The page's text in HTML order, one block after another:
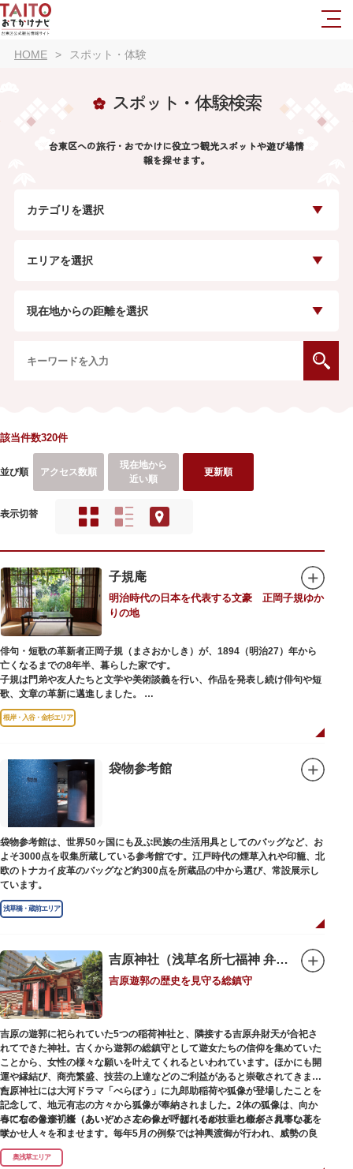
HOME スポット・体験
スポット・体験検索
台東区への旅行・おでかけに役立つ観光スポットや遊び場情
報を探せます。
カテゴリを選択
エリアを選択
現在地からの距離を選択
該当件数320件
並び順 アクセス数順
現在地から
近い順
更新順
表示切替
子規庵
明治時代の日本を代表する文豪 正岡子規ゆか
りの地
俳句・短歌の革新者正岡子規（まさおかしき）が、1894（明治27）年から
亡くなるまでの8年半、暮らした家です。
子規は門弟や友人たちと文学や美術談義を行い、作品を発表し続け俳句や短
歌、文章の革新に邁進しました。
故郷松山より母と妹を呼び寄せ、結核に苦しみながらも34歳で亡くなるまで
精力的に文学作品を創作し続けた場所でもあります。
ま再建され、現在の庵は東京都指定史跡として明治の雰囲気が体感できる魅
力的な空間となっています。
子規が病室兼書斎にしていた「病牀六尺の間」などを復元しており、明治の
暮らしだけでなく創作の様子を偲ぶことができます。現在、一般のボランテ
ィア団体により大切に維持・保存されています。
根岸・入谷・金杉エリア
袋物参考館
袋物参考館は、世界50ヶ国にも及ぶ民族の生活用具としてのバッグなど、お
よそ3000点を収集所蔵している参考館です。江戸時代の煙草入れや印籠、北
欧のトナカイ皮革のバッグなど約300点を所蔵品の中から選び、常設展示し
ています。
浅草橋・蔵前エリア
吉原神社（浅草名所七福神 弁財天）
吉原遊郭の歴史を見守る総鎮守
吉原の遊郭に祀られていた5つの稲荷神社と、隣接する吉原弁財天が合祀さ
れてできた神社。古くから遊郭の総鎮守として遊女たちの信仰を集めていた
ことから、女性の様々な願いを叶えてくれるといわれています。ほかにも開
運や縁結び、商売繁盛、技芸の上達などのご利益があると崇敬されてきまし
た。
春になると逢初桜（あいぞめさくら）と呼ばれるが枝垂れ桜が、見事な花を
咲かせ人々を和ませます。毎年5月の例祭では神輿渡御が行われ、威勢の良
い掛け声とともに各町は活気にあふれます。
吉原弁財天は浅草名所七福神の一社・弁財天にあたり、七福神に関する授与
吉原神社には大河ドラマ「べらぼう」に九郎助稲荷や狐像が登場したことを
記念して、地元有志の方々から狐像が奉納されました。2体の狐像は、向か
って右の像が「逢（あい）」、左の像が「初（そめ）」と命名されていま
す。
奥浅草エリア